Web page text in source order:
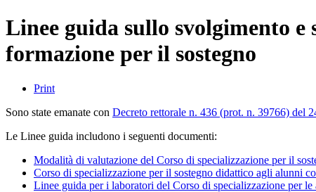
Linee guida sullo svolgimento
formazione per il sostegno
Print
Sono state emanate con Decreto rettorale n. 436 (prot. n. 39766) del
Le Linee guida includono i seguenti documenti:
Modalità di valutazione del Corso di specializzazione per il
Corso di specializzazione per il sostegno didattico agli alunni
Linee guida per i laboratori del Corso di specializzazione per